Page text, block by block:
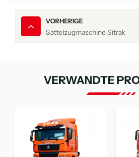
VORHERIGE
Sattelzugmaschine Sitrak
VERWANDTE